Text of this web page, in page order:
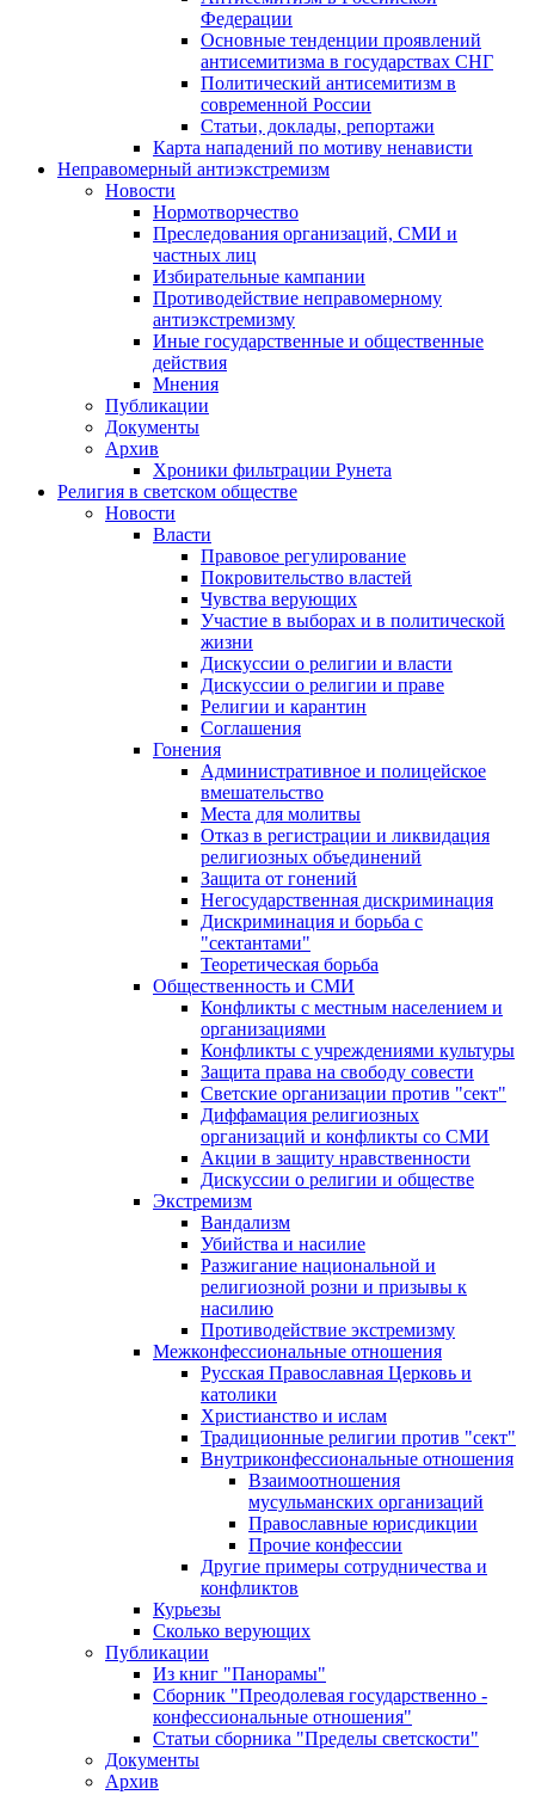
Федерации
Основные тенденции проявлений
антисемитизма в государствах СНГ
Политический антисемитизм в
современной России
Статьи, доклады, репортажи
Карта нападений по мотиву ненависти
Неправомерный антиэкстремизм
Новости
Нормотворчество
Преследования организаций, СМИ и
частных лиц
Избирательные кампании
Противодействие неправомерному
антиэкстремизму
Иные государственные и общественные
действия
Мнения
Публикации
Документы
Архив
Хроники фильтрации Рунета
Религия в светском обществе
Новости
Власти
Правовое регулирование
Покровительство властей
Чувства верующих
Участие в выборах и в политической
жизни
Дискуссии о религии и власти
Дискуссии о религии и праве
Религии и карантин
Соглашения
Гонения
Административное и полицейское
вмешательство
Места для молитвы
Отказ в регистрации и ликвидация
религиозных объединений
Защита от гонений
Негосударственная дискриминация
Дискриминация и борьба с
"сектантами"
Теоретическая борьба
Общественность и СМИ
Конфликты с местным населением и
организациями
Конфликты с учреждениями культуры
Защита права на свободу совести
Светские организации против "сект"
Диффамация религиозных
организаций и конфликты со СМИ
Акции в защиту нравственности
Дискуссии о религии и обществе
Экстремизм
Вандализм
Убийства и насилие
Разжигание национальной и
религиозной розни и призывы к
насилию
Противодействие экстремизму
Межконфессиональные отношения
Русская Православная Церковь и
католики
Христианство и ислам
Традиционные религии против "сект"
Внутриконфессиональные отношения
Взаимоотношения
мусульманских организаций
Православные юрисдикции
Прочие конфессии
Другие примеры сотрудничества и
конфликтов
Курьезы
Сколько верующих
Публикации
Из книг "Панорамы"
Сборник "Преодолевая государственно -
конфессиональные отношения"
Статьи сборника "Пределы светскости"
Документы
Архив